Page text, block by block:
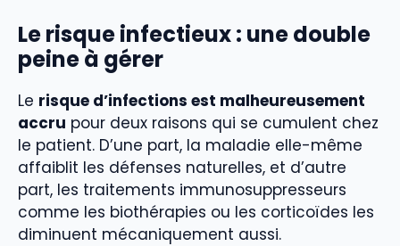
Le risque infectieux : une double
peine à gérer
Le risque d’infections est malheureusement
accru pour deux raisons qui se cumulent chez
le patient. D’une part, la maladie elle-même
affaiblit les défenses naturelles, et d’autre
part, les traitements immunosuppresseurs
comme les biothérapies ou les corticoïdes les
diminuent mécaniquement aussi.